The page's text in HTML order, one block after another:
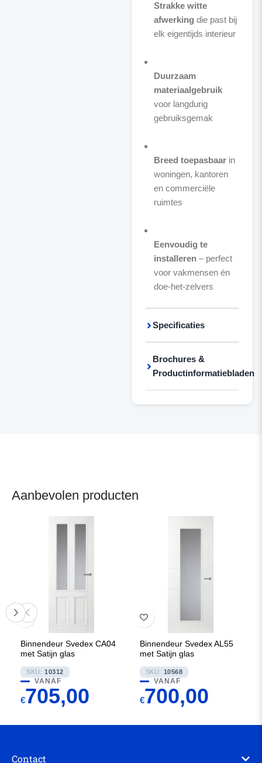
Strakke witte
afwerking die past bij
elk eigentijds interieur
Duurzaam
materiaalgebruik
voor langdurig
gebruiksgemak
Breed toepasbaarin
woningen, kantoren
en commerciële
ruimtes
Eenvoudig te
installeren– perfect
voor vakmensen én
doe-het-zelvers
Specificaties
Brochures &
Productinformatiebladen
Aanbevolen producten
Binnendeur Svedex CA04
met Satijn glas
SKU: 10312
VANAF
€705,00
Binnendeur Svedex AL55
met Satijn glas
SKU: 10568
VANAF
€700,00
Contact